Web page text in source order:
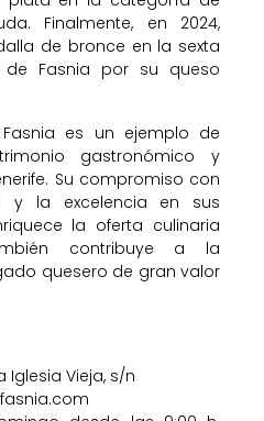
Finalmente, en 2024,
de bronce en la sexta
Fasnia por su queso
es un ejemplo de
gastronómico y
Su compromiso con
y la excelencia en sus
la oferta culinaria
contribuye a la
quesero de gran valor
Iglesia Vieja, s/n